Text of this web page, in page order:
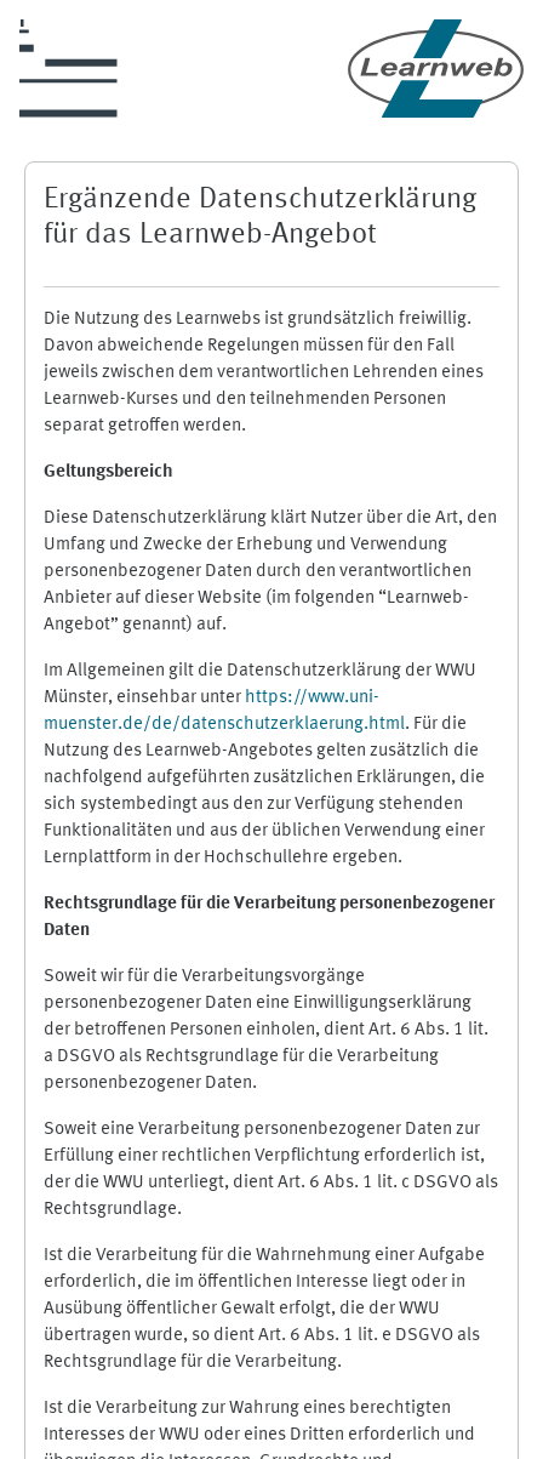
Ergänzende Datenschutzerklärung
für das Learnweb-Angebot
Die Nutzung des Learnwebs ist grundsätzlich freiwillig.
Davon abweichende Regelungen müssen für den Fall
jeweils zwischen dem verantwortlichen Lehrenden eines
Learnweb-Kurses und den teilnehmenden Personen
separat getroffen werden.
Geltungsbereich
Diese Datenschutzerklärung klärt Nutzer über die Art, den
Umfang und Zwecke der Erhebung und Verwendung
personenbezogener Daten durch den verantwortlichen
Anbieter auf dieser Website (im folgenden “Learnweb-
Angebot” genannt) auf.
Im Allgemeinen gilt die Datenschutzerklärung der WWU
Münster, einsehbar unter https://www.uni-
muenster.de/de/datenschutzerklaerung.html. Für die
Nutzung des Learnweb-Angebotes gelten zusätzlich die
nachfolgend aufgeführten zusätzlichen Erklärungen, die
sich systembedingt aus den zur Verfügung stehenden
Funktionalitäten und aus der üblichen Verwendung einer
Lernplattform in der Hochschullehre ergeben.
Rechtsgrundlage für die Verarbeitung personenbezogener
Daten
Soweit wir für die Verarbeitungsvorgänge
personenbezogener Daten eine Einwilligungserklärung
der betroffenen Personen einholen, dient Art. 6 Abs. 1 lit.
a DSGVO als Rechtsgrundlage für die Verarbeitung
personenbezogener Daten.
Soweit eine Verarbeitung personenbezogener Daten zur
Erfüllung einer rechtlichen Verpflichtung erforderlich ist,
der die WWU unterliegt, dient Art. 6 Abs. 1 lit. c DSGVO als
Rechtsgrundlage.
Ist die Verarbeitung für die Wahrnehmung einer Aufgabe
erforderlich, die im öffentlichen Interesse liegt oder in
Ausübung öffentlicher Gewalt erfolgt, die der WWU
übertragen wurde, so dient Art. 6 Abs. 1 lit. e DSGVO als
Rechtsgrundlage für die Verarbeitung.
Ist die Verarbeitung zur Wahrung eines berechtigten
Interesses der WWU oder eines Dritten erforderlich und